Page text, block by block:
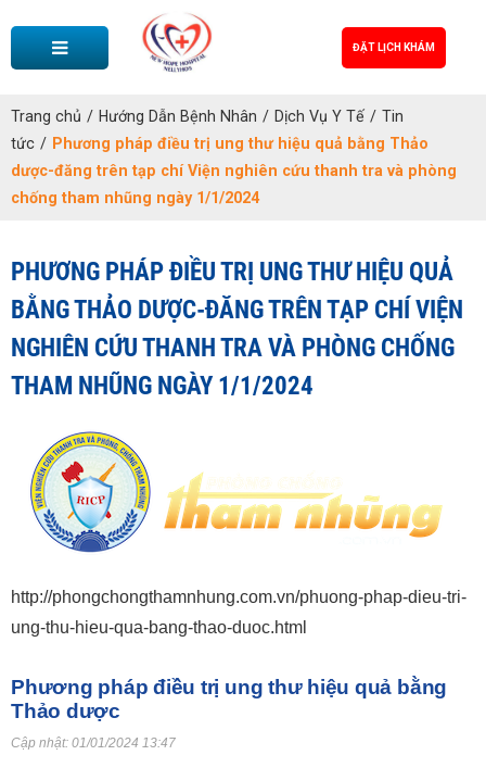
ĐẶT LỊCH KHÁM
Trang chủ / Hướng Dẫn Bệnh Nhân / Dịch Vụ Y Tế / Tin
tức / Phương pháp điều trị ung thư hiệu quả bằng Thảo
dược-đăng trên tạp chí Viện nghiên cứu thanh tra và phòng
chống tham nhũng ngày 1/1/2024
PHƯƠNG PHÁP ĐIỀU TRỊ UNG THƯ HIỆU QUẢ
BẰNG THẢO DƯỢC-ĐĂNG TRÊN TẠP CHÍ VIỆN
NGHIÊN CỨU THANH TRA VÀ PHÒNG CHỐNG
THAM NHŨNG NGÀY 1/1/2024
http://phongchongthamnhung.com.vn/phuong-phap-dieu-tri-
ung-thu-hieu-qua-bang-thao-duoc.html
Phương pháp điều trị ung thư hiệu quả bằng
Thảo dược
Cập nhật: 01/01/2024 13:47